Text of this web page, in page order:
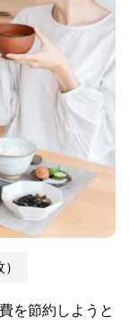
を節約しようと